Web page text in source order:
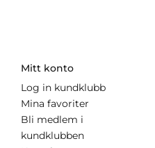
Mitt konto
Log in kundklubb
Mina favoriter
Bli medlem i
kundklubben